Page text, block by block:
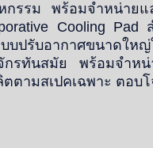
รรม พร้อมจำหน่ายแ
Cooling Pad
ปรับอากาศขนาดใหญ่
กรทันสมัย พร้อมจำห
ตามสเปคเฉพาะ ตอบ